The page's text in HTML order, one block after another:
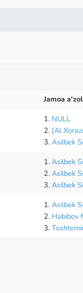
Jamoa
1. NULL
2. [Al
3. Asilbek
1. Asilbek
2. Asilbek
3. Asilbek
1. Asilbek
2. Habibov
3.